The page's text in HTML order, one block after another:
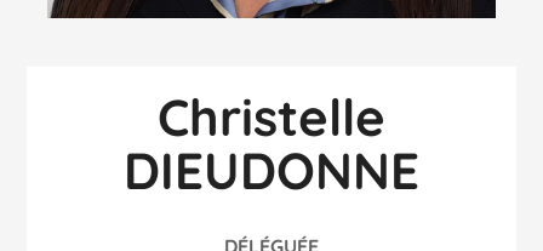
Christelle
DIEUDONNE